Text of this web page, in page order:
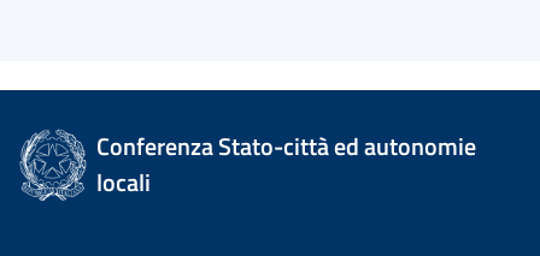
Conferenza Stato-città ed autonomie
locali